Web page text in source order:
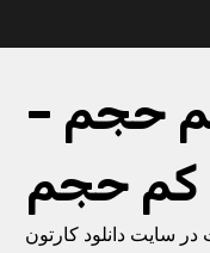
حجم –
کم حجم
در سایت دانلود کارتون